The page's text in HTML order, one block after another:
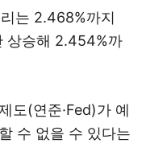
는 2.468%까지
상승해 2.454%까
도(연준·Fed)가 예
수 없을 수 있다는